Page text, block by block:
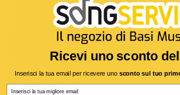
MIDI MP3
Tipo D
Lucio Dalla
Ricevi uno sconto
Inserisci la tua email per ricevere uno sconto sul tuo